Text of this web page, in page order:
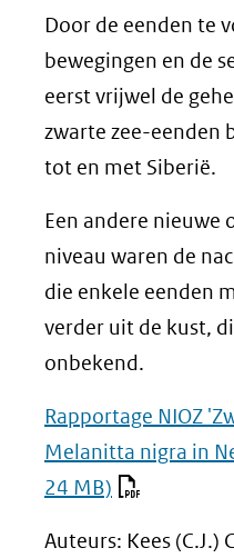
Door de eenden te
bewegingen en de
eerst vrijwel de
zwarte zee-eenden
tot en met Siberië.
Een andere nieuwe
niveau waren de
die enkele eenden
verder uit de kust,
onbekend.
Rapportage NIOZ
Melanitta nigra in
24 MB)
Auteurs: Kees (C.J.)